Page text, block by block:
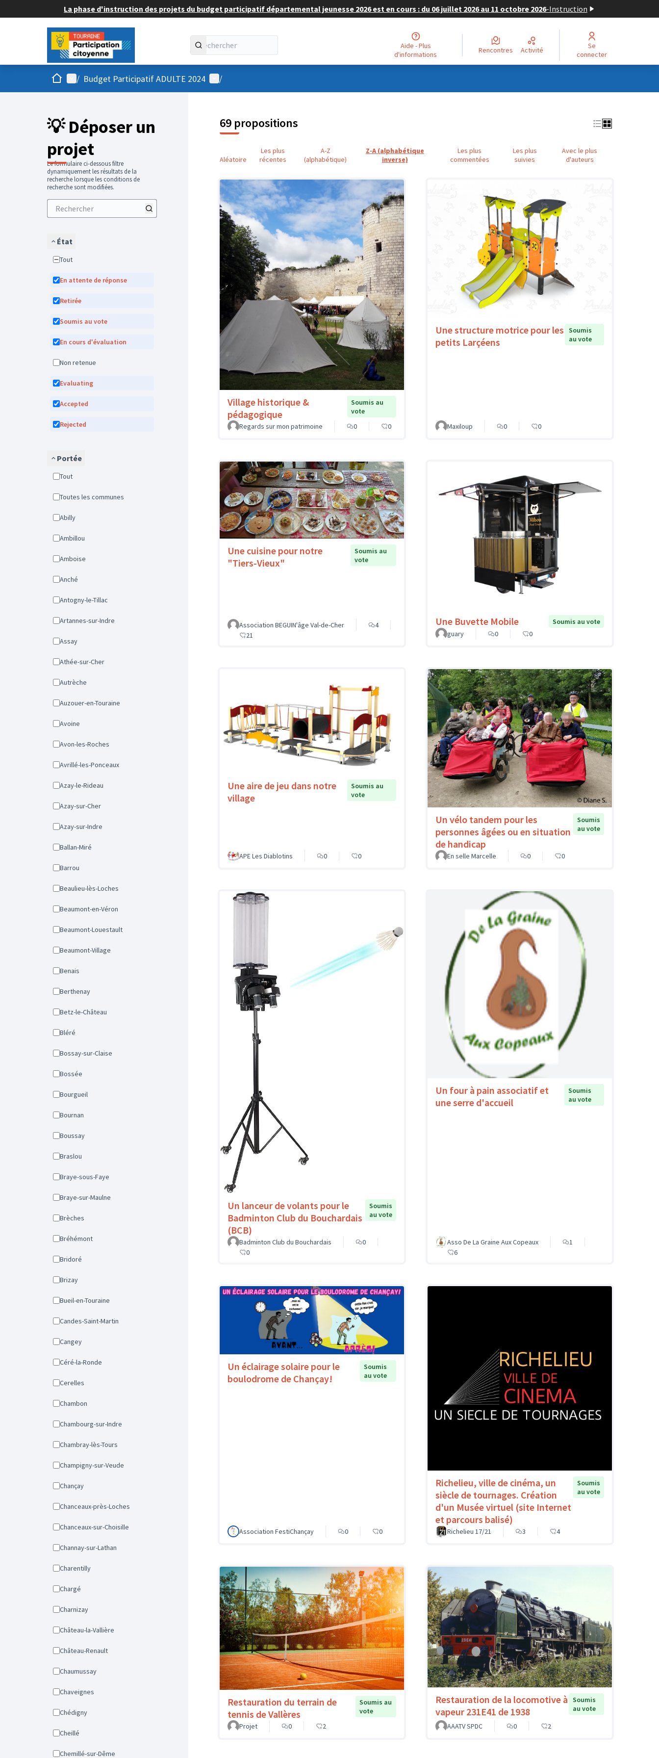
La phase d'instruction des projets du budget participatif départemental jeunesse 2026 est en cours : du 06 juillet 2026 au 11 octobre 2026-Instruction
Aide - Plus
d'informations
Rencontres Activité
Se
connecter
AccueilMenu principal
/ Budget Participatif ADULTE 2024 Menu utilisateur
/
💡 Déposer un
projet
Le formulaire ci-dessous filtre
dynamiquement les résultats de la
recherche lorsque les conditions de
recherche sont modifiées.
État
Tout
En attente de réponse
Retirée
Soumis au vote
En cours d'évaluation
Non retenue
Evaluating
Accepted
Rejected
Portée
Tout
Toutes les communes
Abilly
Ambillou
Amboise
Anché
Antogny-le-Tillac
Artannes-sur-Indre
Assay
Athée-sur-Cher
Autrèche
Auzouer-en-Touraine
Avoine
Avon-les-Roches
Avrillé-les-Ponceaux
Azay-le-Rideau
Azay-sur-Cher
Azay-sur-Indre
Ballan-Miré
Barrou
Beaulieu-lès-Loches
Beaumont-en-Véron
Beaumont-Louestault
Beaumont-Village
Benais
Berthenay
Betz-le-Château
Bléré
Bossay-sur-Claise
Bossée
Bourgueil
Bournan
Boussay
Braslou
Braye-sous-Faye
Braye-sur-Maulne
Brèches
Bréhémont
Bridoré
Brizay
Bueil-en-Touraine
Candes-Saint-Martin
Cangey
Céré-la-Ronde
Cerelles
Chambon
Chambourg-sur-Indre
Chambray-lès-Tours
Champigny-sur-Veude
Chançay
Chanceaux-près-Loches
Chanceaux-sur-Choisille
Channay-sur-Lathan
Charentilly
Chargé
Charnizay
Château-la-Vallière
Château-Renault
Chaumussay
Chaveignes
Chédigny
Cheillé
Chemillé-sur-Dême
69 propositions
Aléatoire
Les plus
récentes
A-Z
(alphabétique)
Z-A (alphabétique
inverse)
Les plus
commentées
Les plus
suivies
Avec le plus
d'auteurs
Village historique &
pédagogique
Soumis au
vote
Regards sur mon patrimoine
0 0
Une structure motrice pour les
petits Larçéens
Soumis
au vote
Maxiloup 0 0
Une cuisine pour notre
"Tiers-Vieux"
Soumis au
vote
Association BEGUIN'âge Val-de-Cher
4
21
Une Buvette Mobile
Soumis au vote
guary
0 0
Une aire de jeu dans notre
village
Soumis au
vote
APE Les Diablotins 0 0
Un vélo tandem pour les
personnes âgées ou en situation
de handicap
Soumis
au vote
En selle Marcelle 0 0
Un lanceur de volants pour le
Badminton Club du Bouchardais
(BCB)
Soumis
au vote
Badminton Club du Bouchardais
0
0
Un four à pain associatif et
une serre d'accueil
Soumis
au vote
Asso De La Graine Aux Copeaux
1
6
Un éclairage solaire pour le
boulodrome de Chançay!
Soumis
au vote
Association FestiChançay 0 0
Richelieu, ville de cinéma, un
siècle de tournages. Création
d'un Musée virtuel (site Internet
et parcours balisé)
Soumis
au vote
Richelieu 17/21 3 4
Restauration du terrain de
tennis de Vallères
Soumis au
vote
Projet
0 2
Restauration de la locomotive à
vapeur 231E41 de 1938
Soumis
au vote
AAATV SPDC
0 2